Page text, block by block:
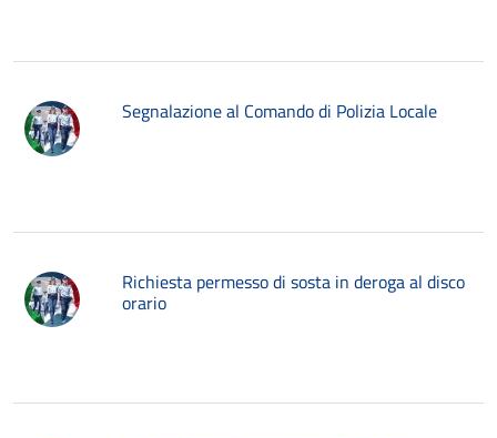
Segnalazione al Comando di Polizia Locale
Richiesta permesso di sosta in deroga al disco
orario